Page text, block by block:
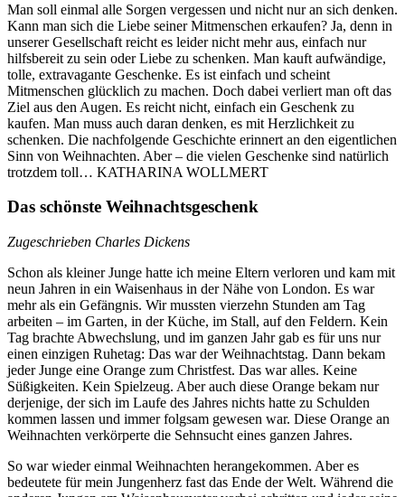
Man soll einmal alle Sorgen vergessen und nicht nur an sich denken.
Kann man sich die Liebe seiner Mitmenschen erkaufen? Ja, denn in
unserer Gesellschaft reicht es leider nicht mehr aus, einfach nur
hilfsbereit zu sein oder Liebe zu schenken. Man kauft aufwändige,
tolle, extravagante Geschenke. Es ist einfach und scheint
Mitmenschen glücklich zu machen. Doch dabei verliert man oft das
Ziel aus den Augen. Es reicht nicht, einfach ein Geschenk zu
kaufen. Man muss auch daran denken, es mit Herzlichkeit zu
schenken. Die nachfolgende Geschichte erinnert an den eigentlichen
Sinn von Weihnachten. Aber – die vielen Geschenke sind natürlich
trotzdem toll… KATHARINA WOLLMERT
Das schönste Weihnachtsgeschenk
Zugeschrieben Charles Dickens
Schon als kleiner Junge hatte ich meine Eltern verloren und kam mit
neun Jahren in ein Waisenhaus in der Nähe von London. Es war
mehr als ein Gefängnis. Wir mussten vierzehn Stunden am Tag
arbeiten – im Garten, in der Küche, im Stall, auf den Feldern. Kein
Tag brachte Abwechslung, und im ganzen Jahr gab es für uns nur
einen einzigen Ruhetag: Das war der Weihnachtstag. Dann bekam
jeder Junge eine Orange zum Christfest. Das war alles. Keine
Süßigkeiten. Kein Spielzeug. Aber auch diese Orange bekam nur
derjenige, der sich im Laufe des Jahres nichts hatte zu Schulden
kommen lassen und immer folgsam gewesen war. Diese Orange an
Weihnachten verkörperte die Sehnsucht eines ganzen Jahres.
So war wieder einmal Weihnachten herangekommen. Aber es
bedeutete für mein Jungenherz fast das Ende der Welt. Während die